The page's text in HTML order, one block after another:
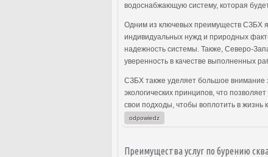
водоснабжающую систему, которая
Одним из ключевых преимуществ СЗБХ
индивидуальных нужд и природных
надежность системы. Также, Северо-
уверенность в качестве выполненных
СЗБХ также уделяет большое внимание
экологических принципов, что
свои подходы, чтобы воплотить в
odpowiedz
Преимущества услуг по бурению